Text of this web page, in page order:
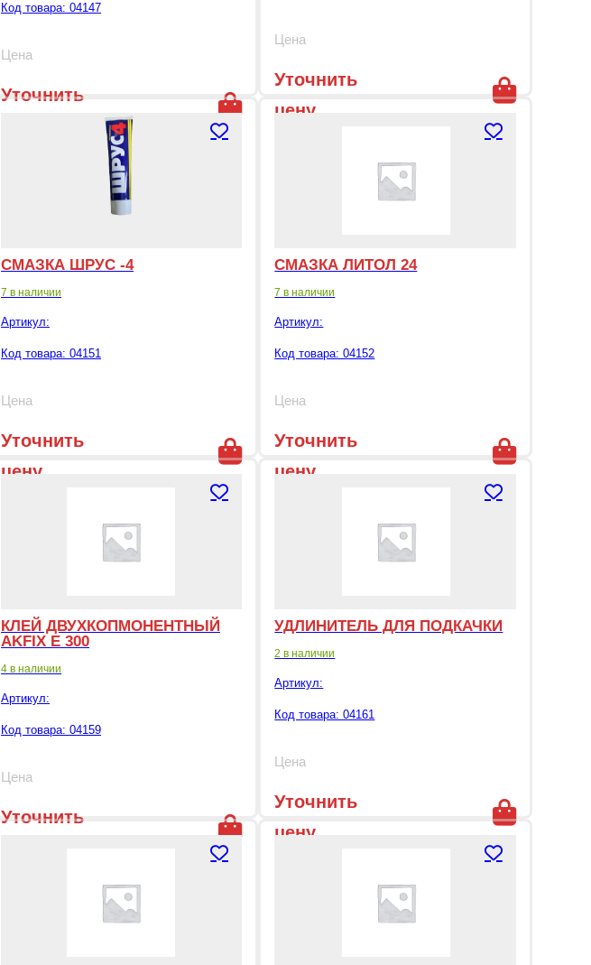
Код товара: 04147
Цена
Уточнить
Цена
Уточнить
цену
СМАЗКА ШРУС -4
7 в наличии
Артикул:
Код товара: 04151
Цена
Уточнить
цену
СМАЗКА ЛИТОЛ 24
7 в наличии
Артикул:
Код товара: 04152
Цена
Уточнить
цену
КЛЕЙ ДВУХКОПМОНЕНТНЫЙ
AKFIX Е 300
4 в наличии
Артикул:
Код товара: 04159
Цена
Уточнить
УДЛИНИТЕЛЬ ДЛЯ ПОДКАЧКИ
2 в наличии
Артикул:
Код товара: 04161
Цена
Уточнить
цену